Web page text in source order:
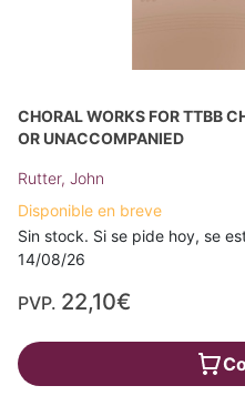
CHORAL WORKS FOR TTBB
OR UNACCOMPANIED
Rutter, John
Disponible en breve
Sin stock. Si se pide hoy, se
14/08/26
PVP. 22,10€